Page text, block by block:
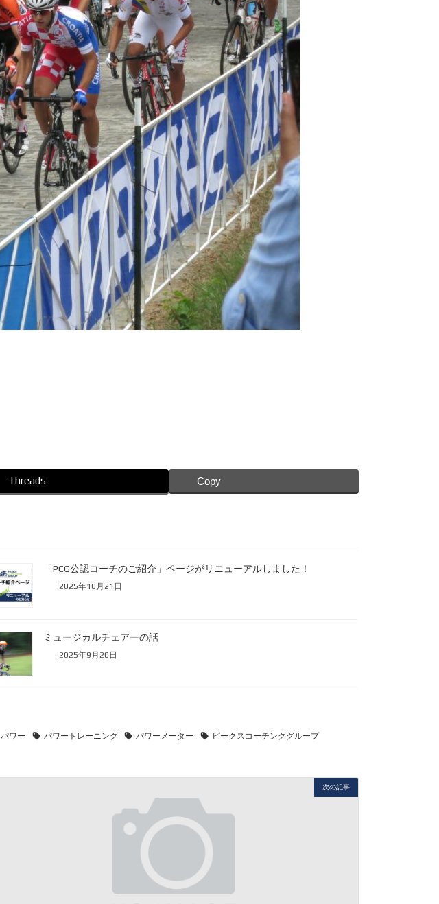
Threads Copy
「PCG公認コーチのご紹介」ページがリニューアルしました！
2025年10月21日
ミュージカルチェアーの話
2025年9月20日
パワー パワートレーニング パワーメーター ピークスコーチンググループ
次の記事